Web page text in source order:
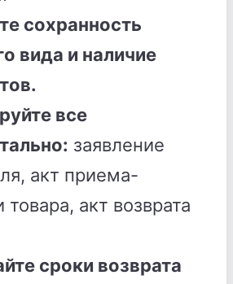
сохранность
вида и наличие
все
заявление
акт приема-
товара, акт возврата
сроки возврата